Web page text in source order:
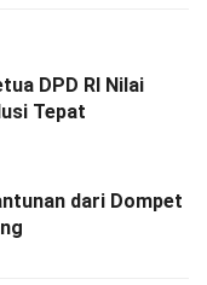
DPD RI Nilai
Tepat
dari Dompet